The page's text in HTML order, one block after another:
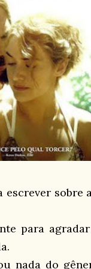
sobre
para
nada do